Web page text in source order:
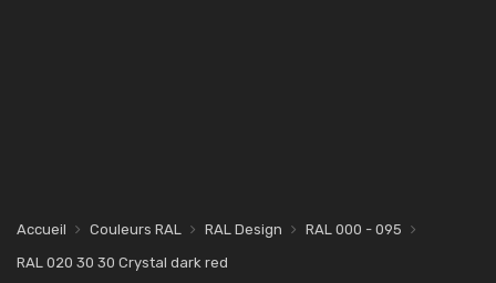
Accueil Couleurs RAL RAL Design
RAL 000 - 095
RAL 020 30 30 Crystal dark red